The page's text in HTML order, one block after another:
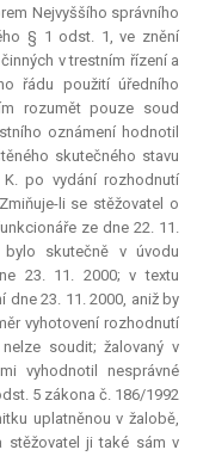
Nejvyššího správního
§ 1 odst. 1, ve znění
v trestním řízení a
řádu použití úředního
rozumět pouze soud
oznámení hodnotil
skutečného stavu
po vydání rozhodnutí
li se stěžovatel o
ze dne 22. 11.
skutečně v úvodu
23. 11. 2000; v textu
23. 11. 2000, aniž by
vyhotovení rozhodnutí
soudit; žalovaný v
vyhodnotil nesprávné
5 zákona č. 186/1992
uplatněnou v žalobě,
stěžovatel ji také sám v